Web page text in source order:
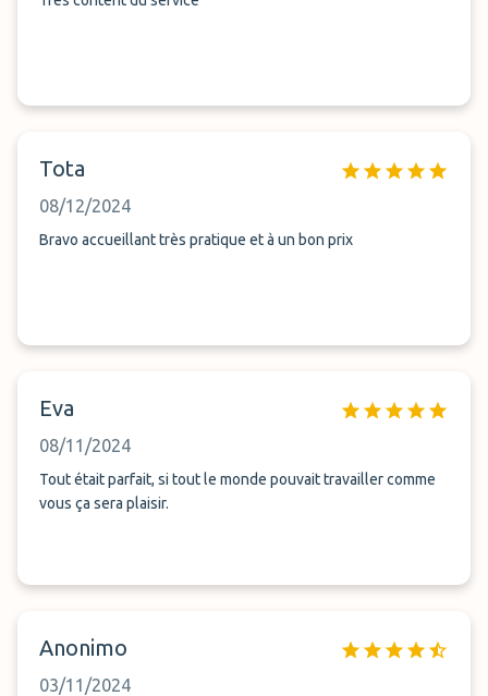
Tota
08/12/2024
Bravo accueillant très pratique et à un bon prix
Eva
08/11/2024
Tout était parfait, si tout le monde pouvait travailler comme
vous ça sera plaisir.
Anonimo
03/11/2024